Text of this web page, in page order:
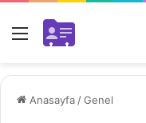
Menü
Anasayfa /Genel